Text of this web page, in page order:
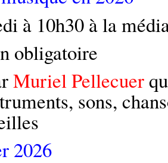
à 10h30 à la
obligatoire
Muriel Pellecuer
sons,
2026